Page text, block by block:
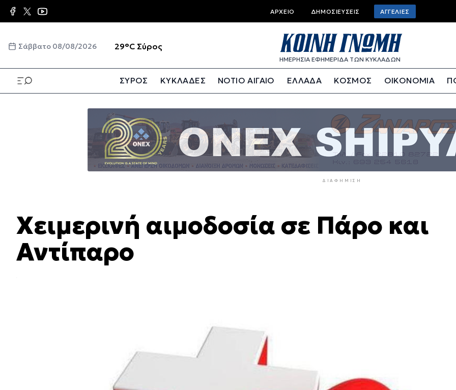
Παράκαμψη
προς
κυρίως
Top
bar
menu
ΑΡΧΕΊΟ ΔΗΜΟΣΙΕΎΣΕΙΣ ΑΓΓΕΛΊΕΣ
Σάββατο 08/08/2026 29°C Σύρος
ΗΜΕΡΗΣΙΑ ΕΦΗΜΕΡΙΔΑ ΤΩΝ ΚΥΚΛΑΔΩΝ
ΣΥΡΟΣ ΚΥΚΛΑΔΕΣ ΝΟΤΙΟ ΑΙΓΑΙΟ ΕΛΛΑΔΑ ΚΟΣΜΟΣ ΟΙΚΟΝΟΜΙΑ
ΔΙΑΦΉΜΙΣΗ
Χειμερινή αιμοδοσία σε Πάρο και
Αντίπαρο